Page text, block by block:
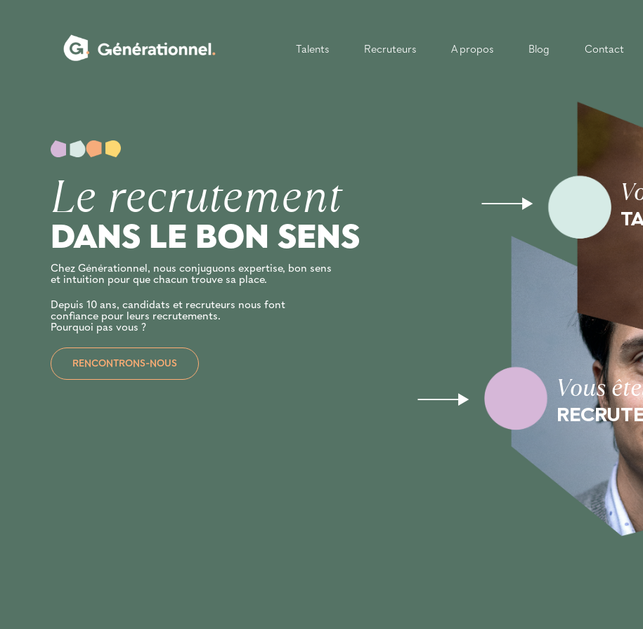
Talents Recruteurs A propos Blog Contact
Le recrutement
DANS LE BON SENS
Chez Générationnel, nous conjuguons expertise, bon sens
et intuition pour que chacun trouve sa place.
Depuis 10 ans, candidats et recruteurs nous font
confiance pour leurs recrutements.
Pourquoi pas vous ?
RENCONTRONS-NOUS
Vous